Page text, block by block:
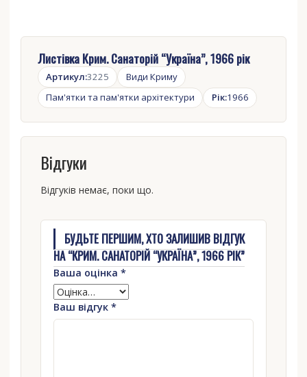
Листівка Крим. Санаторій “Україна”, 1966 рік
Артикул:3225
Види Криму
Пам'ятки та пам'ятки архітектури
Рік:1966
Відгуки
Відгуків немає, поки що.
БУДЬТЕ ПЕРШИМ, ХТО ЗАЛИШИВ ВІДГУК
НА “КРИМ. САНАТОРІЙ “УКРАЇНА”, 1966 РІК”
Ваша оцінка *
Ваш відгук *